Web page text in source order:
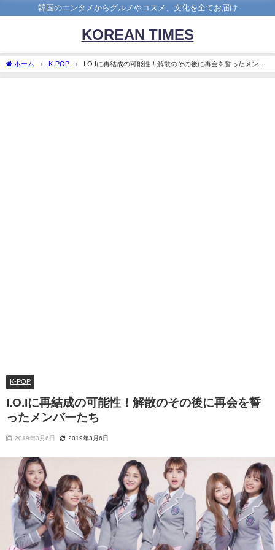
韓国のエンタメからグルメやコスメ、文化を全てお届け
KOREAN TIMES
ホーム K-POP
I.O.Iに再結成の可能性！解散のその後に再会を誓ったメンバ
ーたち
K-POP
I.O.Iに再結成の可能性！解散のその後に再会を誓
ったメンバーたち
2019年3月6日 2019年3月6日